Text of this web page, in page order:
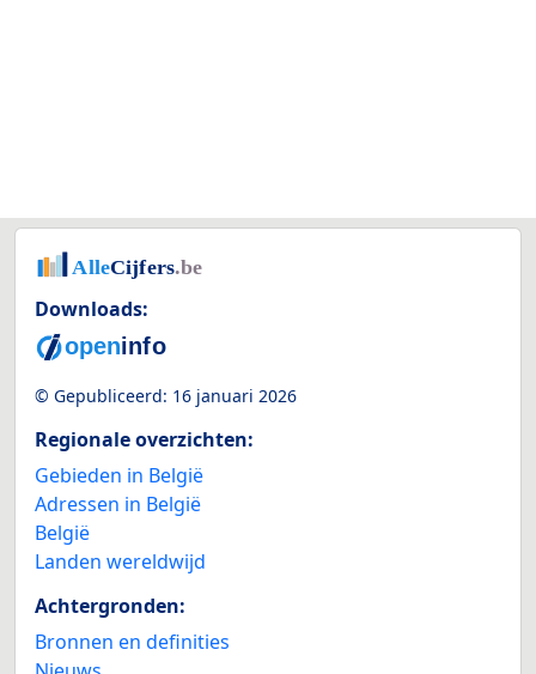
Downloads:
© Gepubliceerd: 16 januari 2026
Regionale overzichten:
Gebieden in België
Adressen in België
België
Landen wereldwijd
Achtergronden:
Bronnen en definities